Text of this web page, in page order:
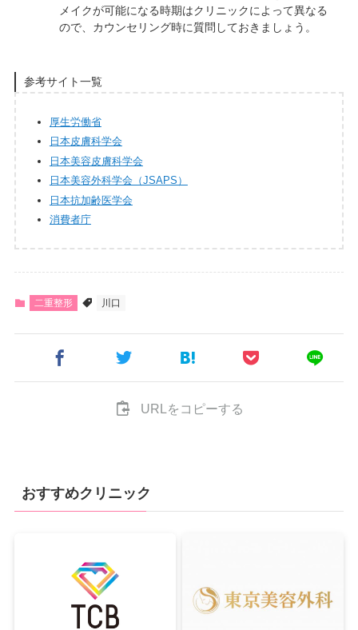
メイクが可能になる時期はクリニックによって異なる
ので、カウンセリング時に質問しておきましょう。
参考サイト一覧
厚生労働省
日本皮膚科学会
日本美容皮膚科学会
日本美容外科学会（JSAPS）
日本抗加齢医学会
消費者庁
二重整形 川口
URLをコピーする
おすすめクリニック